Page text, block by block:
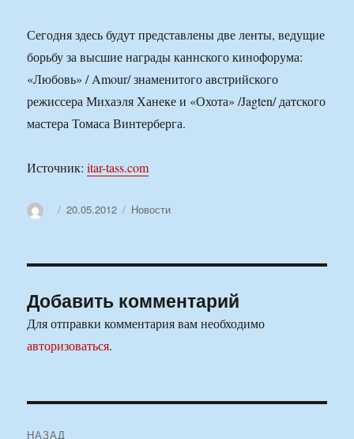
Сегодня здесь будут представлены две ленты, ведущие
борьбу за высшие награды каннского кинофорума:
«Любовь» / Amour/ знаменитого австрийского
режиссера Михаэля Ханеке и «Охота» /Jagten/ датского
мастера Томаса Винтерберга.
Источник:itar-tass.com
АвторОпубликовано
20.05.2012 Рубрики
Новости
Добавить комментарий
Для отправки комментария вам необходимо
авторизоваться.
НАЗАД